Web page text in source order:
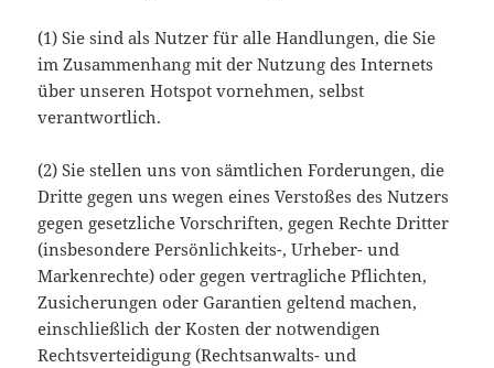
(1) Sie sind als Nutzer für alle Handlungen, die Sie
im Zusammenhang mit der Nutzung des Internets
über unseren Hotspot vornehmen, selbst
verantwortlich.
(2) Sie stellen uns von sämtlichen Forderungen, die
Dritte gegen uns wegen eines Verstoßes des Nutzers
gegen gesetzliche Vorschriften, gegen Rechte Dritter
(insbesondere Persönlichkeits-, Urheber- und
Markenrechte) oder gegen vertragliche Pflichten,
Zusicherungen oder Garantien geltend machen,
einschließlich der Kosten der notwendigen
Rechtsverteidigung (Rechtsanwalts- und